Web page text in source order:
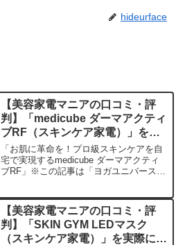
hideurface
【美容家電マニアの口コミ・評
判】「medicube ダーマアクティ
ブRF（スキンケア家電）」を実
際に使ってみた正直感想
「お肌に革命を！プロ級スキンケアを自
宅で実現するmedicube ダーマアクティ
ブRF」※この記事は「ヨガユニバース｜
コミです。今日は私の最新のお気に入り
美容家電、「m...
【美容家電マニアの口コミ・評
判】「SKIN GYM LEDマスク
（スキンケア家電）」を実際に使